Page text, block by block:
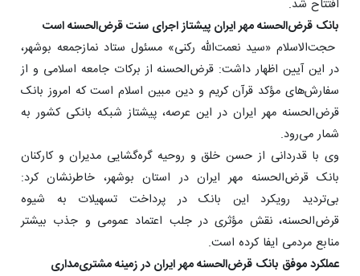
افتتاح شد.
بانک قرض‌الحسنه مهر ایران پیشتاز اجرای سنت قرض‌الحسنه است
حجت‌الاسلام «سید نعمت‌الله رکنی» مسئول ستاد نمازجمعه بوشهر،
در این آیین اظهار داشت: قرض‌الحسنه از برکات جامعه اسلامی و از
سفارش‌های مؤکد قرآن کریم و دین مبین اسلام است که امروز بانک
قرض‌الحسنه مهر ایران در این عرصه، پیشتاز شبکه بانکی کشور به
شمار می‌رود.
وی با قدردانی از حسن خلق و روحیه گره‌گشایی مدیران و کارکنان
بانک قرض‌الحسنه مهر ایران در استان بوشهر، خاطرنشان کرد:
بی‌تردید رویکرد این بانک در پرداخت تسهیلات به شیوه
قرض‌الحسنه، نقش مؤثری در جلب اعتماد عمومی و جذب بیشتر
منابع مردمی ایفا کرده است.
عملکرد موفق بانک قرض‌الحسنه مهر ایران در زمینه مشتری‌مداری